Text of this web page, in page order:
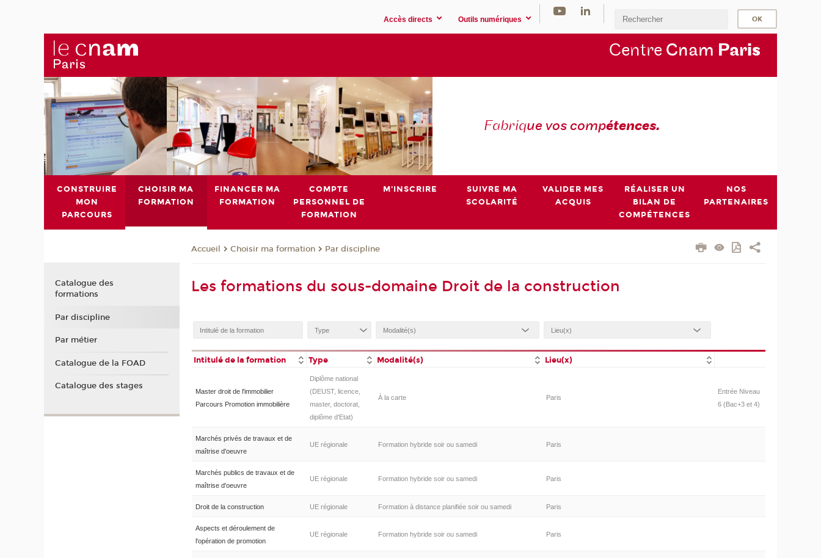
Accès directs Outils numériques
Centre Cnam Paris
Fabrique vos compétences.
CONSTRUIRE
MON
PARCOURS
CHOISIR MA
FORMATION
FINANCER MA
FORMATION
COMPTE
PERSONNEL DE
FORMATION
M'INSCRIRE
SUIVRE MA
SCOLARITÉ
VALIDER MES
ACQUIS
RÉALISER UN
BILAN DE
COMPÉTENCES
NOS
PARTENAIRES
Accueil Choisir ma formation Par discipline
Les formations du sous-domaine Droit de la construction
Intitulé de la formation Type Modalité(s) Lieu(x)
Master droit de l'immobilier
Parcours Promotion immobilière
Diplôme national
(DEUST, licence,
master, doctorat,
diplôme d'Etat)
À la carte Paris
Entrée Niveau
6 (Bac+3 et 4)
Marchés privés de travaux et de
maîtrise d'oeuvre
UE régionale Formation hybride soir ou samedi Paris
Marchés publics de travaux et de
maîtrise d'oeuvre
UE régionale Formation hybride soir ou samedi Paris
Droit de la construction UE régionale Formation à distance planifiée soir ou samedi Paris
Aspects et déroulement de
l'opération de promotion
UE régionale Formation hybride soir ou samedi Paris
Catalogue des
formations
Par discipline
Par métier
Catalogue de la FOAD
Catalogue des stages